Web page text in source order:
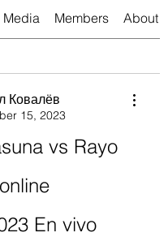
Media Members About
Ковалёв
15, 2023
vs Rayo
En vivo